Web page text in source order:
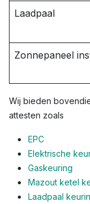
Laadpaal
Zonnepaneel
Wij bieden
attesten zoals
EPC
Elektrische
Gaskeuring
Mazout ketel
Laadpaal